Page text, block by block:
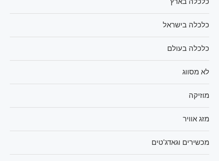
כלכלה בישראל
כלכלה בעולם
לא מסווג
מוזיקה
מזג אוויר
מכשירים וגאדג'טים